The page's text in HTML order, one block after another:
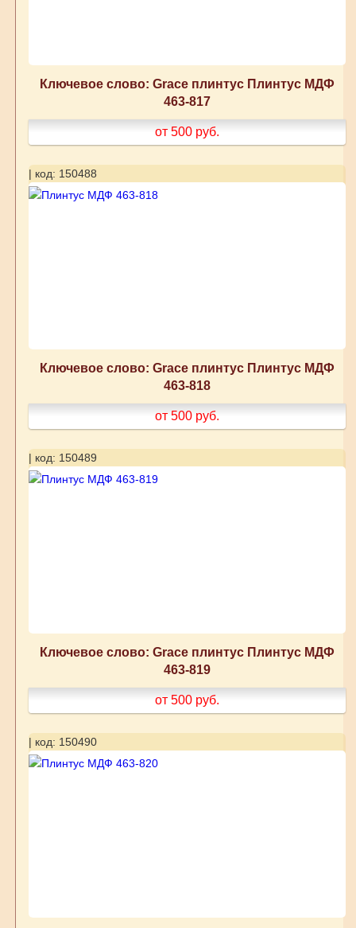
Ключевое слово: Grace плинтус Плинтус МДФ
463-817
от 500 руб.
| код: 150488
Ключевое слово: Grace плинтус Плинтус МДФ
463-818
от 500 руб.
| код: 150489
Ключевое слово: Grace плинтус Плинтус МДФ
463-819
от 500 руб.
| код: 150490